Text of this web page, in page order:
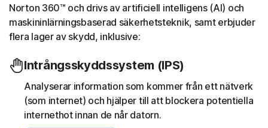
Norton 360™ och drivs av artificiell intelligens (AI) och
maskininlärningsbaserad säkerhetsteknik, samt erbjuder
flera lager av skydd, inklusive:
Intrångsskyddssystem (IPS)
Analyserar information som kommer från ett nätverk
(som internet) och hjälper till att blockera potentiella
internethot innan de når datorn.